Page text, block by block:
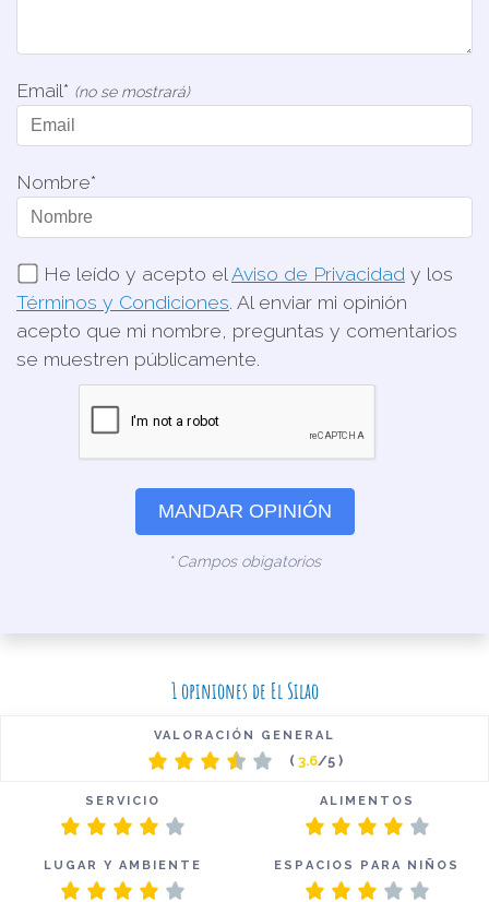
Email* (no se mostrará)
Nombre*
He leído y acepto el Aviso de Privacidad y los
Términos y Condiciones. Al enviar mi opinión
acepto que mi nombre, preguntas y comentarios
se muestren públicamente.
MANDAR OPINIÓN
* Campos obigatorios
1 opiniones de El Silao
VALORACIÓN GENERAL
( 3.6/5 )
SERVICIO ALIMENTOS
LUGAR Y AMBIENTE ESPACIOS PARA NIÑOS